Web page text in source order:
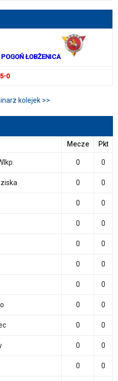
POGOŃ ŁOBŻENICA
5-0
kolejek >>
Mecze Pkt
0 0
0 0
0 0
0 0
0 0
0 0
0 0
0 0
0 0
0 0
0 0